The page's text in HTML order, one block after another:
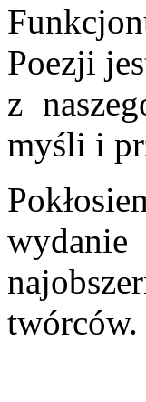
Poezji
z
myśli i
twórców.